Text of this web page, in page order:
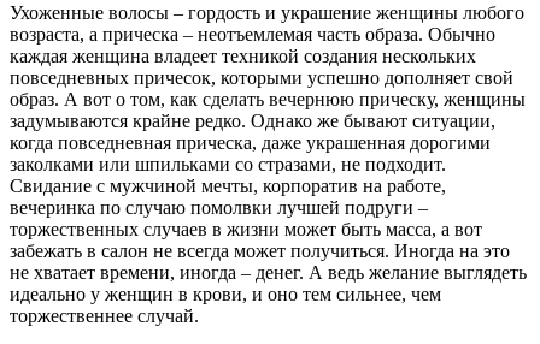
Ухоженные волосы – гордость и украшение женщины любого
возраста, а прическа – неотъемлемая часть образа. Обычно
каждая женщина владеет техникой создания нескольких
повседневных причесок, которыми успешно дополняет свой
образ. А вот о том, как сделать вечернюю прическу, женщины
задумываются крайне редко. Однако же бывают ситуации,
когда повседневная прическа, даже украшенная дорогими
заколками или шпильками со стразами, не подходит.
Свидание с мужчиной мечты, корпоратив на работе,
вечеринка по случаю помолвки лучшей подруги –
торжественных случаев в жизни может быть масса, а вот
забежать в салон не всегда может получиться. Иногда на это
не хватает времени, иногда – денег. А ведь желание выглядеть
идеально у женщин в крови, и оно тем сильнее, чем
торжественнее случай.